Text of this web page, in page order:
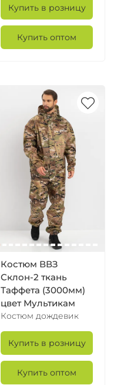
Купить в розницу
Купить оптом
Костюм ВВЗ
Склон-2 ткань
Таффета (3000мм)
цвет Мультикам
Костюм дождевик
Купить в розницу
Купить оптом